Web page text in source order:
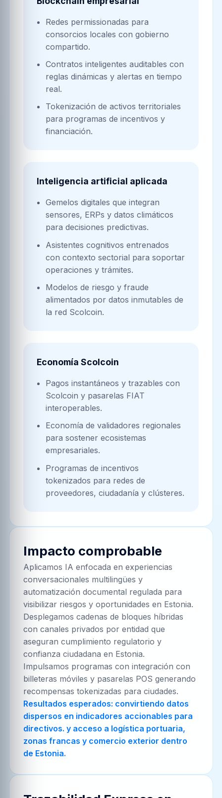
Redes permissionadas para
consorcios locales con gobierno
compartido.
Contratos inteligentes auditables con
reglas dinámicas y alertas en tiempo
real.
Tokenización de activos territoriales
para programas de incentivos y
financiación.
Inteligencia artificial aplicada
Gemelos digitales que integran
sensores, ERPs y datos climáticos
para decisiones predictivas.
Asistentes cognitivos entrenados
con contexto sectorial para soportar
operaciones y trámites.
Modelos de riesgo y fraude
alimentados por datos inmutables de
la red Scolcoin.
Economía Scolcoin
Pagos instantáneos y trazables con
Scolcoin y pasarelas FIAT
interoperables.
Economía de validadores regionales
para sostener ecosistemas
empresariales.
Programas de incentivos
tokenizados para redes de
proveedores, ciudadanía y clústeres.
Impacto comprobable
Aplicamos IA enfocada en experiencias
conversacionales multilingües y
automatización documental regulada para
visibilizar riesgos y oportunidades en Estonia.
Desplegamos cadenas de bloques híbridas
con canales privados por entidad que
aseguran cumplimiento regulatorio y
confianza ciudadana en Estonia.
Impulsamos programas con integración con
billeteras móviles y pasarelas POS generando
recompensas tokenizadas para ciudades.
Resultados esperados: convirtiendo datos
dispersos en indicadores accionables para
directivos. y acceso a logística portuaria,
zonas francas y comercio exterior dentro
de Estonia.